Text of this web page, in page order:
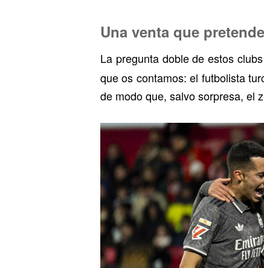
Una venta que
La pregunta doble de estos
que os contamos: el futbolista
de modo que, salvo sorpresa, el